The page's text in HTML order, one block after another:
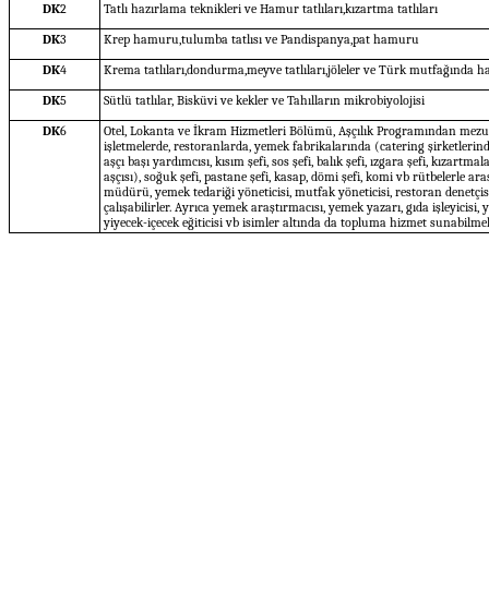
DK2
Tatlı hazırlama teknikleri ve Hamur tatlıları,kızartma tatlıları
DK3
Krep hamuru,tulumba tatlısı ve Pandispanya,pat hamuru
DK4
Krema tatlıları,dondurma,meyve tatlıları,jöleler ve Türk mutfağında
DK5
Sütlü tatlılar, Bisküvi ve kekler ve Tahılların mikrobiyolojisi
DK6
Otel, Lokanta ve İkram Hizmetleri Bölümü, Aşçılık Programından
işletmelerde, restoranlarda, yemek fabrikalarında (catering
aşçı başı yardımcısı, kısım şefi, sos şefi, balık şefi, ızgara şefi,
aşçısı), soğuk şefi, pastane şefi, kasap, dömi şefi, komi vb rütbelerle
müdürü, yemek tedariği yöneticisi, mutfak yöneticisi, restoran
çalışabilirler. Ayrıca yemek araştırmacısı, yemek yazarı, gıda
yiyecek-içecek eğiticisi vb isimler altında da topluma hizmet